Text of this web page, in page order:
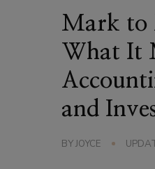
Mark to
What It
and
BYJOYCE